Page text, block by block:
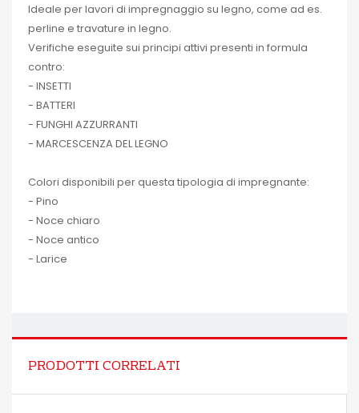
Ideale per lavori di impregnaggio su legno, come ad es.
perline e travature in legno.
Verifiche eseguite sui principi attivi presenti in formula
contro:
- INSETTI
- BATTERI
- FUNGHI AZZURRANTI
- MARCESCENZA DEL LEGNO
Colori disponibili per questa tipologia di impregnante:
- Pino
- Noce chiaro
- Noce antico
- Larice
PRODOTTI CORRELATI